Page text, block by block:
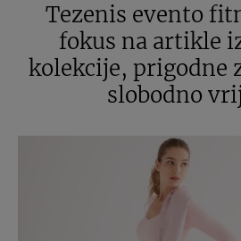
Tezenis evento
fokus na artikle
kolekcije, prigodne
slobodno